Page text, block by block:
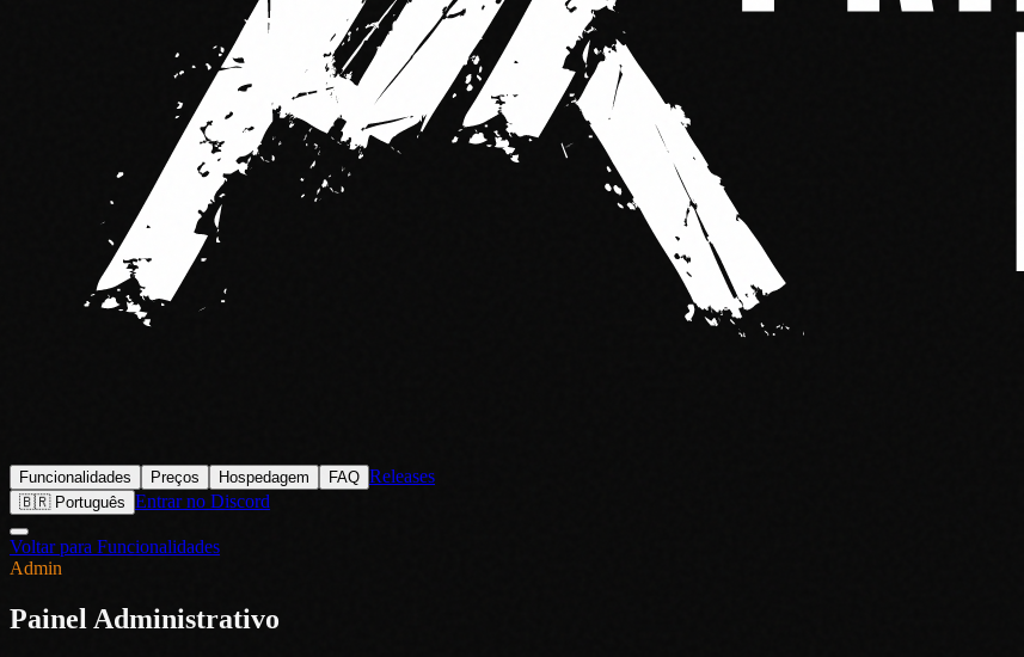
Funcionalidades Preços Hospedagem FAQ Releases
🇧🇷 Português Entrar no Discord
Voltar para Funcionalidades
Admin
Painel Administrativo